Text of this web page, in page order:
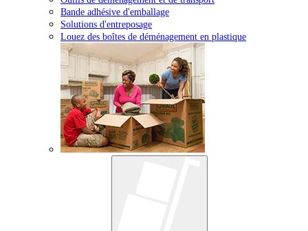
Bande adhésive d'emballage
Solutions d'entreposage
Louez des boîtes de déménagement en plastique